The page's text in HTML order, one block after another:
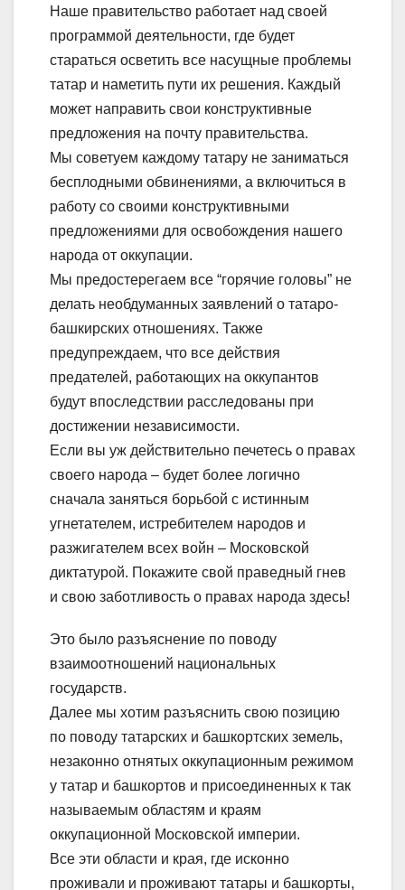
Наше правительство работает над своей
программой деятельности, где будет
стараться осветить все насущные проблемы
татар и наметить пути их решения. Каждый
может направить свои конструктивные
предложения на почту правительства.
Мы советуем каждому татару не заниматься
бесплодными обвинениями, а включиться в
работу со своими конструктивными
предложениями для освобождения нашего
народа от оккупации.
Мы предостерегаем все “горячие головы” не
делать необдуманных заявлений о татаро-
башкирских отношениях. Также
предупреждаем, что все действия
предателей, работающих на оккупантов
будут впоследствии расследованы при
достижении независимости.
Если вы уж действительно печетесь о правах
своего народа – будет более логично
сначала заняться борьбой с истинным
угнетателем, истребителем народов и
разжигателем всех войн – Московской
диктатурой. Покажите свой праведный гнев
и свою заботливость о правах народа здесь!
Это было разъяснение по поводу
взаимоотношений национальных
государств.
Далее мы хотим разъяснить свою позицию
по поводу татарских и башкортских земель,
незаконно отнятых оккупационным режимом
у татар и башкортов и присоединенных к так
называемым областям и краям
оккупационной Московской империи.
Все эти области и края, где исконно
проживали и проживают татары и башкорты,